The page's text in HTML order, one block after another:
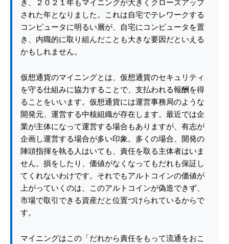
き、２０２１年もマイニングが大きくクローズアップ
された年となりました。これは自宅でテレワークする
コンピュータに明るい層が、自宅にコンピュータを置
き、内職的に取り組んだことも大きな要因だといえる
かもしれません。
仮想通貨のマイニングとは、仮想通貨のセキュリティ
を守る仕組みに協力することで、支払われる報酬を得
ることをいいます。仮想通貨には運営事務局のような
開発元、運営する中核組織が存在します。最近では企
業が主体になって運営する場合もありますが、有志が
企画し運営する場合が多い印象。多くの場合、開発の
陣頭指揮を執る人はいても、責任を取る主体者はいま
せん。損をしたり、価値がなくなってもだれも保証し
てくれないわけです。それでもアルトコインの価値が
上がっていくのは、このアルトコインが偽造できず、
市場で取引できる資産だと位置づけられているからで
す。
マイニングはこの「だれから責任をもって流通をおこ